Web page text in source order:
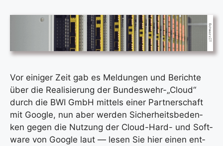
Vor eini­ger Zeit gab es Mel­dun­gen und Berich­te
über die Rea­li­sie­rung der Bundeswehr-„Cloud“
durch die BWI GmbH mit­tels einer Part­ner­schaft
mit Goog­le, nun aber wer­den Sicher­heits­be­den­
ken gegen die Nut­zung der Cloud-Hard- und Soft­
ware von Goog­le laut — lesen Sie hier einen ent­